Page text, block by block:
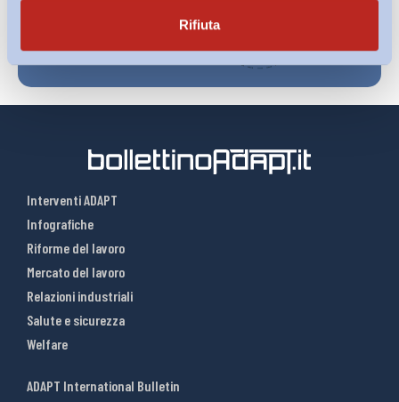
Rifiuta
Interventi ADAPT
Infografiche
Riforme del lavoro
Mercato del lavoro
Relazioni industriali
Salute e sicurezza
Welfare
ADAPT International Bulletin